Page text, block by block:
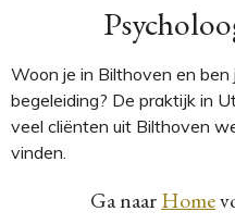
Woon je in Bilthoven en
begeleiding? De praktijk in
veel cliënten uit Bilthoven
vinden.
Ga naarHome